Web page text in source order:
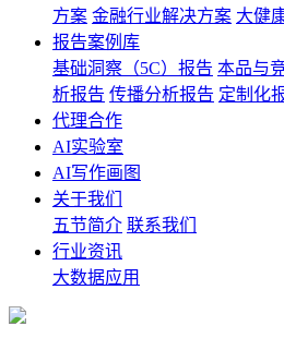
方案 金融行业解决方案 大健
报告案例库
基础洞察（5C）报告 本品与
析报告 传播分析报告 定制化
代理合作
AI实验室
AI写作画图
关于我们
五节简介 联系我们
行业资讯
大数据应用